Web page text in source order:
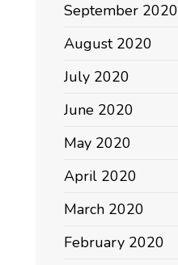
September 2020
August 2020
July 2020
June 2020
May 2020
April 2020
March 2020
February 2020